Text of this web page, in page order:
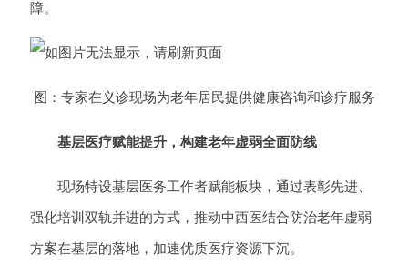
障。
图：专家在义诊现场为老年居民提供健康咨询和诊疗服务
基层医疗赋能提升，构建老年虚弱全面防线
现场特设基层医务工作者赋能板块，通过表彰先进、
强化培训双轨并进的方式，推动中西医结合防治老年虚弱
方案在基层的落地，加速优质医疗资源下沉。